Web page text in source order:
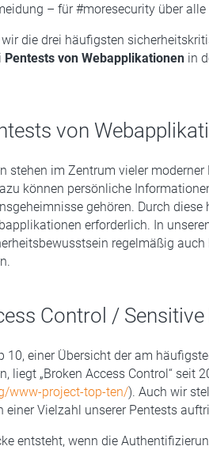
– für #moresecurity über alle
die drei häufigsten
Pentests von Webapplikationenin
von
stehen im Zentrum vieler
können persönliche
gehören. Durch
erforderlich. In
regelmäßig
Control /
10, einer Übersicht der am
liegt „Broken Access Control“ seit
www-project-top-ten/). Auch wir
einer Vielzahl unserer Pentests
entsteht, wenn die